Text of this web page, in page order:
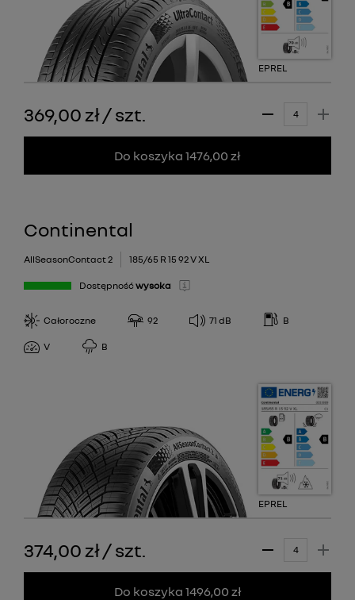
EPREL
369,00 zł/szt.
Do koszyka 1476,00 zł
Continental
AllSeasonContact 2 185/65 R 15 92 V XL
Dostępność wysoka
Całoroczne 92 71 dB B
V B
EPREL
374,00 zł/szt.
Do koszyka 1496,00 zł